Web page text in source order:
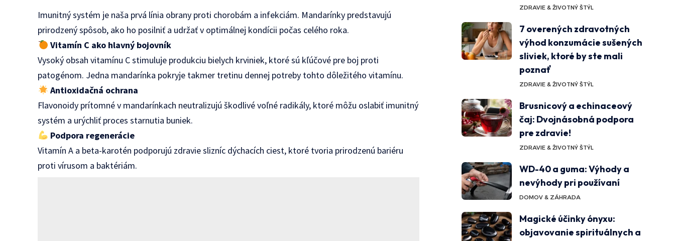
Imunitný systém je naša prvá línia obrany proti chorobám a infekciám. Mandarínky predstavujú
prirodzený spôsob, ako ho posilniť a udržať v optimálnej kondícii počas celého roka.
Vitamín C ako hlavný bojovník
Vysoký obsah vitamínu C stimuluje produkciu bielych krviniek, ktoré sú kľúčové pre boj proti
patogénom. Jedna mandarínka pokryje takmer tretinu dennej potreby tohto dôležitého vitamínu.
Antioxidačná ochrana
Flavonoidy prítomné v mandarínkach neutralizujú škodlivé voľné radikály, ktoré môžu oslabiť imunitný
systém a urýchliť proces starnutia buniek.
Podpora regenerácie
Vitamín A a beta-karotén podporujú zdravie slizníc dýchacích ciest, ktoré tvoria prirodzenú bariéru
proti vírusom a baktériám.
ZDRAVIE & ŽIVOTNÝ ŠTÝL
7 overených zdravotných
výhod konzumácie sušených
sliviek, ktoré by ste mali
poznať
ZDRAVIE & ŽIVOTNÝ ŠTÝL
Brusnicový a echinaceový
čaj: Dvojnásobná podpora
pre zdravie!
ZDRAVIE & ŽIVOTNÝ ŠTÝL
WD-40 a guma: Výhody a
nevýhody pri používaní
DOMOV & ZÁHRADA
Magické účinky ónyxu:
objavovanie spirituálnych a